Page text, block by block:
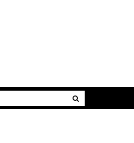
Menu